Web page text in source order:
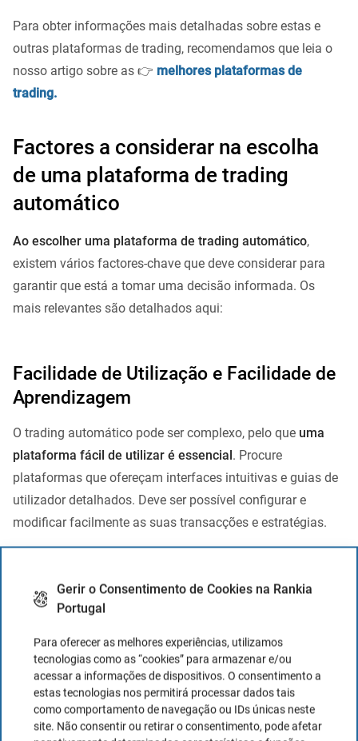
Gerir o Consentimento de Cookies na Rankia
Portugal
Para oferecer as melhores experiências, utilizamos
tecnologias como as “cookies” para armazenar e/ou
acessar a informações de dispositivos. O consentimento a
estas tecnologias nos permitirá processar dados tais
como comportamento de navegação ou IDs únicas neste
site. Não consentir ou retirar o consentimento, pode afetar
Para obter informações mais detalhadas sobre estas e
outras plataformas de trading, recomendamos que leia o
nosso artigo sobre as 👉 melhores plataformas de
trading.
Factores a considerar na escolha
de uma plataforma de trading
automático
Ao escolher uma plataforma de trading automático,
existem vários factores-chave que deve considerar para
garantir que está a tomar uma decisão informada. Os
mais relevantes são detalhados aqui:
Facilidade de Utilização e Facilidade de
Aprendizagem
O trading automático pode ser complexo, pelo que uma
plataforma fácil de utilizar é essencial . Procure
plataformas que ofereçam interfaces intuitivas e guias de
utilizador detalhados. Deve ser possível configurar e
modificar facilmente as suas transacções e estratégias.
A segurança é fundamental em qualquer plataforma de
possui protocolos de segurança robustos para proteger os
seus dados e os seus investimentos. Isto inclui
encriptação de dados, autenticação de dois factores e
políticas de privacidade claras.